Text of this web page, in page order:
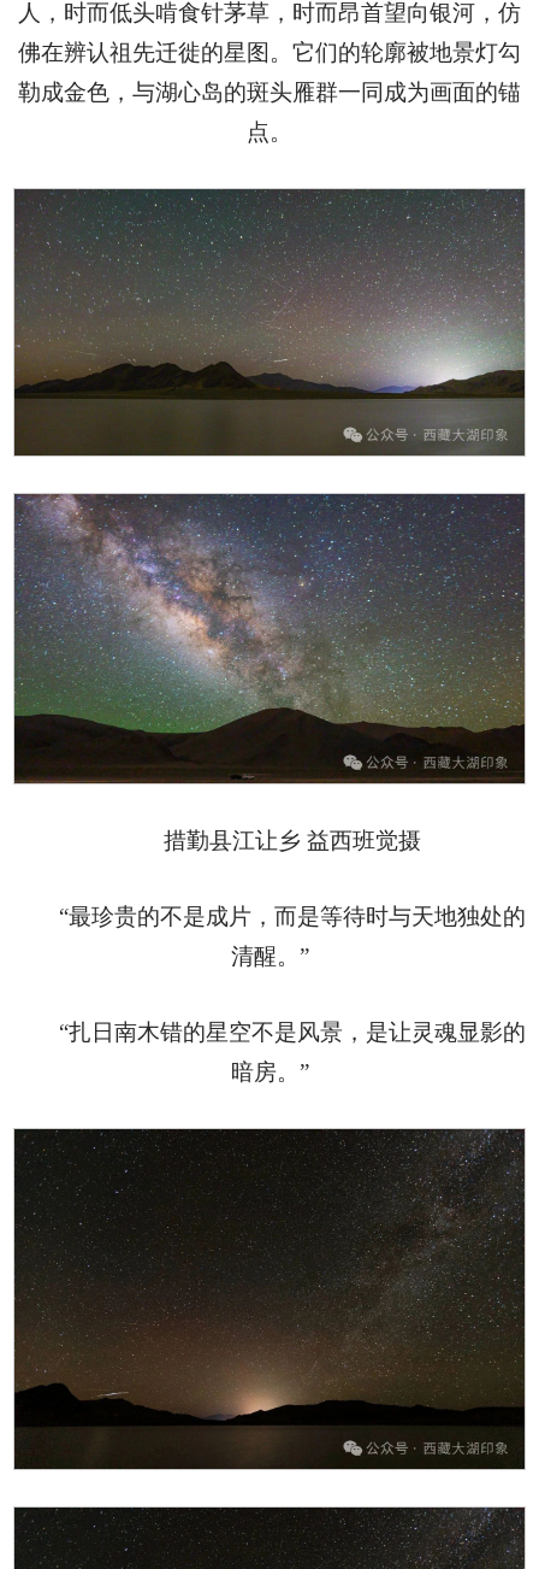
人，时而低头啃食针茅草，时而昂首望向银河，仿
佛在辨认祖先迁徙的星图。它们的轮廓被地景灯勾
勒成金色，与湖心岛的斑头雁群一同成为画面的锚
点。
措勤县江让乡 益西班觉摄
“最珍贵的不是成片，而是等待时与天地独处的
清醒。”
“扎日南木错的星空不是风景，是让灵魂显影的
暗房。”